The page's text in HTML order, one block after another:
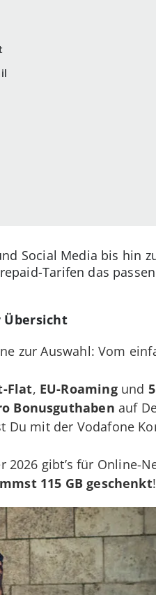
Social Media bis hin
Tarifen das
Übersicht
zur Auswahl: Vom
Flat, EU-Roamingund
Bonusguthaben auf
Du mit der Vodafone
2026 gibt’s für Online-
115 GB geschenkt!